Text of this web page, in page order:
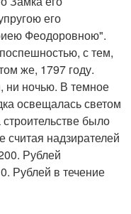
его
Феодоровною".
с тем,
же, 1797 году.
ни ночью. В темное
освещалась светом
было
считая надзирателей
Рублей
Рублей в течение